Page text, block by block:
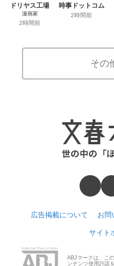
ドリヤス工場
漫画家
2時間前
時事ドットコム
2時間前
その
広告掲載について お問
サイト
ABJマークは、こ
ンテンツ使用許諾